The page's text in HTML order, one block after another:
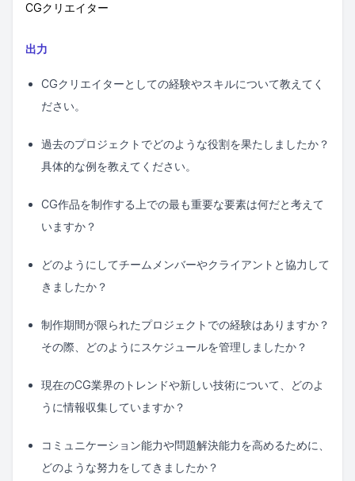
CGクリエイター
出力
CGクリエイターとしての経験やスキルについて教えてく
ださい。
過去のプロジェクトでどのような役割を果たしましたか？
具体的な例を教えてください。
CG作品を制作する上での最も重要な要素は何だと考えて
いますか？
どのようにしてチームメンバーやクライアントと協力して
きましたか？
制作期間が限られたプロジェクトでの経験はありますか？
その際、どのようにスケジュールを管理しましたか？
現在のCG業界のトレンドや新しい技術について、どのよ
うに情報収集していますか？
コミュニケーション能力や問題解決能力を高めるために、
どのような努力をしてきましたか？